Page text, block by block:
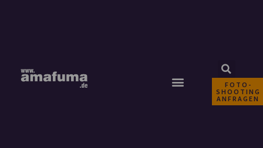
FOTO-
SHOOTING
ANFRAGEN